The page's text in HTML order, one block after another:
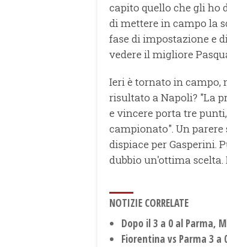
capito quello che gli ho
di mettere in campo la
fase di impostazione e
vedere il migliore
Ieri è tornato in campo,
risultato a Napoli? "La
e vincere porta tre
campionato". Un
dispiace per Gasperini.
dubbio un'ottima scelta.
NOTIZIE CORRELATE
Dopo il 3 a 0 al Parma,
Fiorentina vs Parma 3